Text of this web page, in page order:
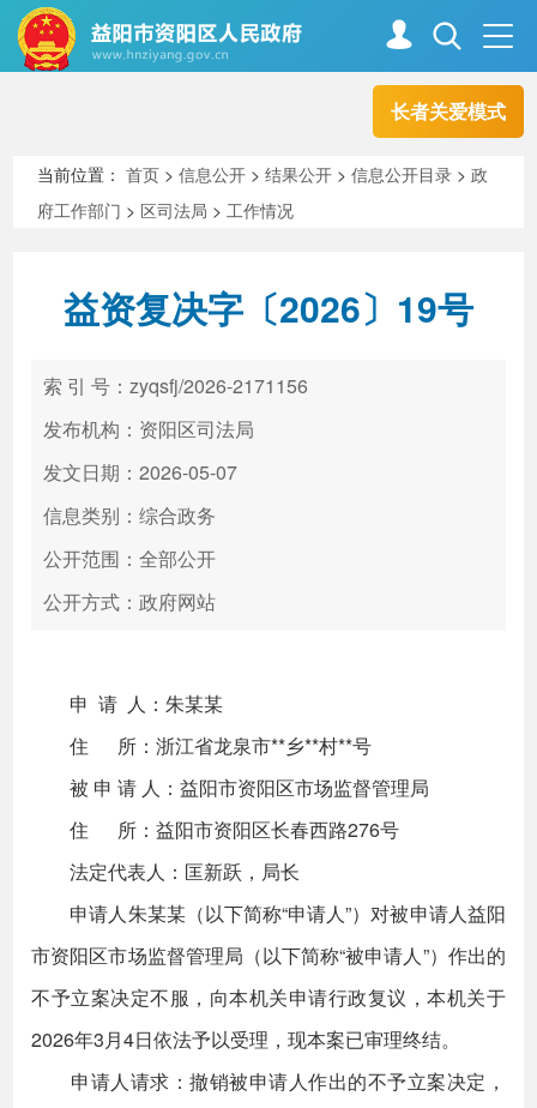
长者关爱模式
走进资阳
新闻中心 解读回应
政务服务
高效办成一件事
当前位置：首页 >信息公开 >结果公开 >信息公开目录 >政
府工作部门 > 区司法局 >工作情况
益资复决字〔2026〕19号
索 引 号：zyqsfj/2026-2171156
发布机构：资阳区司法局
发文日期：2026-05-07
信息类别：综合政务
公开范围：全部公开
公开方式：政府网站
申 请 人：朱某某
住 所：浙江省龙泉市**乡**村**号
被 申 请 人：益阳市资阳区市场监督管理局
住 所：益阳市资阳区长春西路276号
法定代表人：匡新跃，局长
申请人朱某某（以下简称“申请人”）对被申请人益阳
市资阳区市场监督管理局（以下简称“被申请人”）作出的
不予立案决定不服，向本机关申请行政复议，本机关于
2026年3月4日依法予以受理，现本案已审理终结。
申请人请求：撤销被申请人作出的不予立案决定，